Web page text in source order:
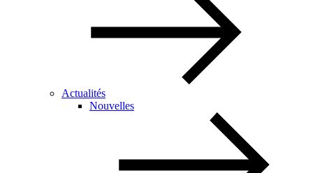
Actualités
Nouvelles